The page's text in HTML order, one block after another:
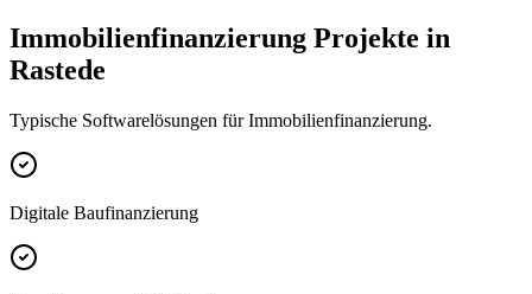
Immobilienfinanzierung Projekte in
Rastede
Typische Softwarelösungen für Immobilienfinanzierung.
Digitale Baufinanzierung